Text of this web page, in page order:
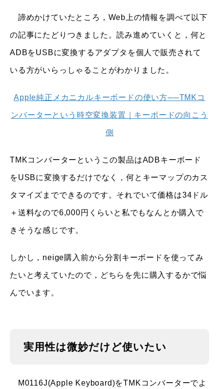
諦めかけていたところ，Web上の情報を調べて以下
の記事にたどりつきました。読み進めていくと，何と
ADBをUSBに変換するアダプタを個人で販売されて
いる方がいらっしゃることがわかりました。
Apple純正メカニカルキーボードの使い方──TMKコ
ンバーターという時空変換装置｜キーボードの向こう
側
TMKコンバーターというこの製品はADBキーボード
をUSBに変換するだけでなく，何とキーマップのカス
タマイズまでできるのです。それでいて価格は34ドル
＋送料なので6,000円くらいと私でもなんとか購入で
きそうな感じです。
しかし，neige購入前から分割キーボードを使ってみ
たいと考えていたので，どちらを先に購入するかで悩
んでいます。
実用性は微妙だけど使いたい
M0116J(Apple Keyboard)をTMKコンバーターでよ